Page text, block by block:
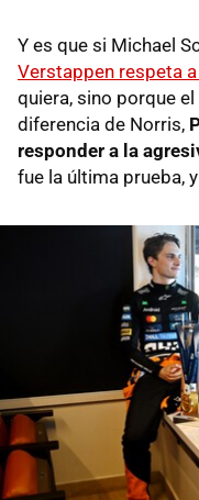
Y es que si Michael
Verstappen respeta
quiera, sino porque
diferencia de Norris,
responder a la
fue la última prueba,